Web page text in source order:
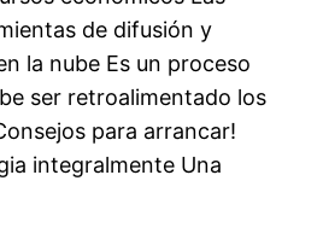
de difusión y
la nube Es un proceso
ser retroalimentado los
para arrancar!
integralmente Una